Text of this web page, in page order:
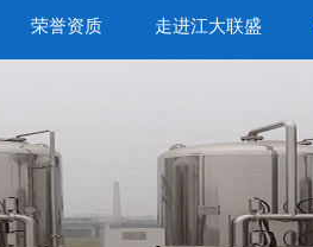
荣誉资质 走进江大联盛